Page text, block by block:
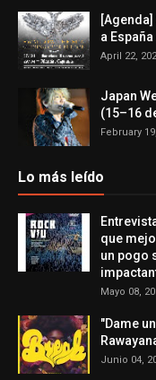
a
April 22,
Japan
(15–16
February
Lo más leído
que
un pogo
Mayo 08,
"Dame
Junio 04,